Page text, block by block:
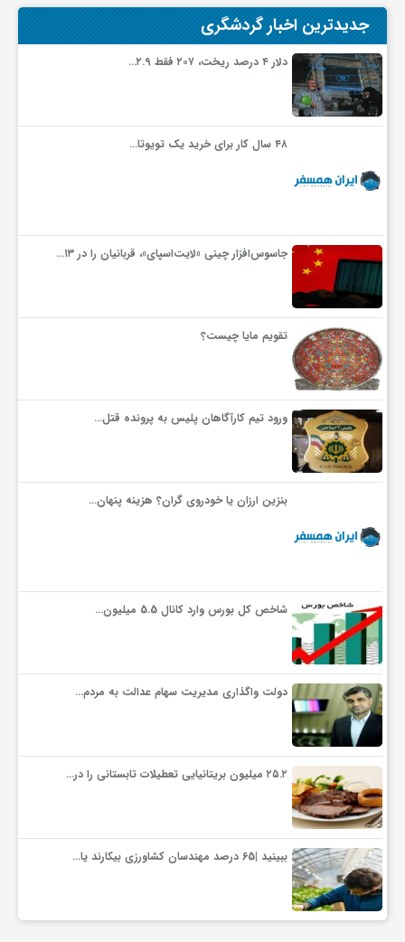
جدیدترین اخبار گردشگری
دلار ۴ درصد ریخت، ۲۰۷ فقط ۲.۹…
۴۸ سال کار برای خرید یک تویوتا…
جاسوس‌افزار چینی «لایت‌اسپای»، قربانیان را در ۱۳…
تقویم مایا چیست؟
ورود تیم کارآگاهان پلیس به پرونده قتل…
بنزین ارزان یا خودروی گران؟ هزینه پنهان…
شاخص کل بورس وارد کانال 5.5 میلیون…
دولت واگذاری مدیریت سهام عدالت به مردم…
۲۵.۲ میلیون بریتانیایی تعطیلات تابستانی را در…
ببینید |65 درصد مهندسان کشاورزی بیکارند یا…